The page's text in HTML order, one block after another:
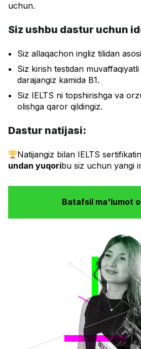
uchun.
Siz ushbu dastur uchun
Siz allaqachon ingliz tilidan
Siz kirish testidan
darajangiz kamida B1.
Siz IELTS ni topshirishga va
olishga qaror qildingiz.
Dastur natijasi:
Natijangiz bilan IELTS
undan yuqoribu siz uchun yangi
Batafsil ma'lumot